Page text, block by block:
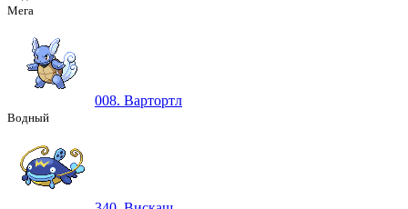
Мега
008. Вартортл
Водный